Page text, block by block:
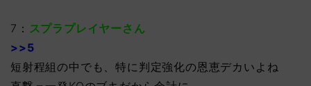
7： スプラプレイヤーさん
>>5
短射程組の中でも、特に判定強化の恩恵デカいよね